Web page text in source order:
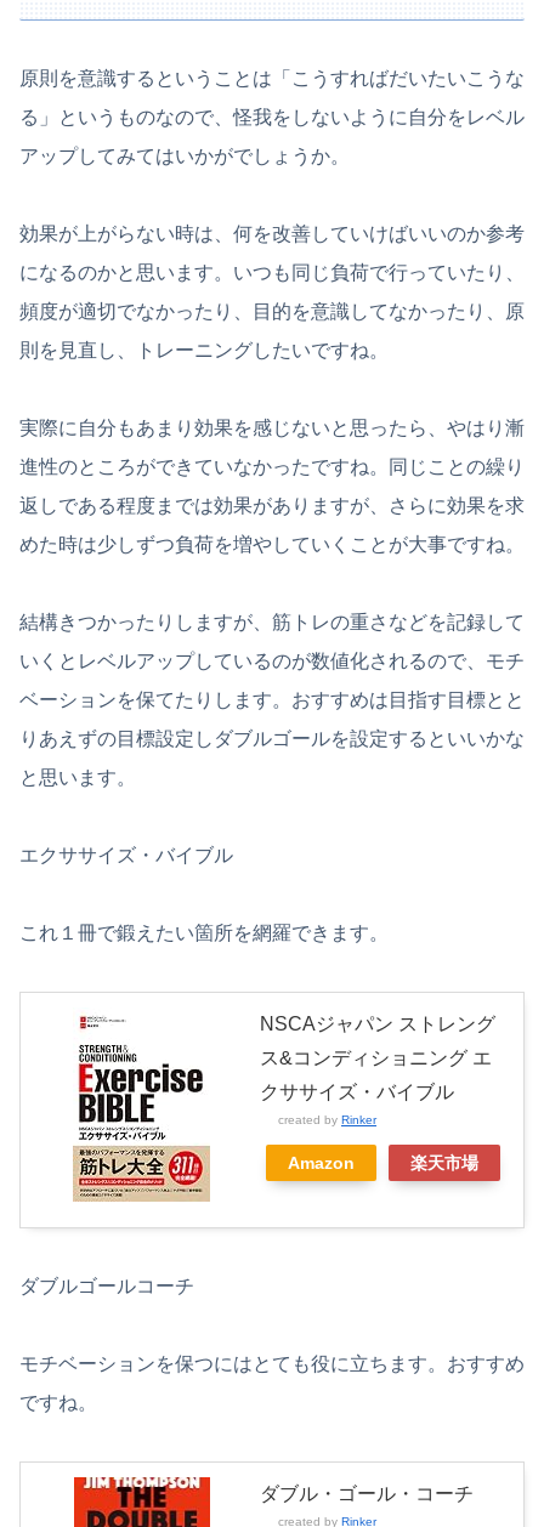
原則を意識するということは「こうすればだいたいこうな
る」というものなので、怪我をしないように自分をレベル
アップしてみてはいかがでしょうか。
効果が上がらない時は、何を改善していけばいいのか参考
になるのかと思います。いつも同じ負荷で行っていたり、
頻度が適切でなかったり、目的を意識してなかったり、原
則を見直し、トレーニングしたいですね。
実際に自分もあまり効果を感じないと思ったら、やはり漸
進性のところができていなかったですね。同じことの繰り
返しである程度までは効果がありますが、さらに効果を求
めた時は少しずつ負荷を増やしていくことが大事ですね。
結構きつかったりしますが、筋トレの重さなどを記録して
いくとレベルアップしているのが数値化されるので、モチ
ベーションを保てたりします。おすすめは目指す目標とと
りあえずの目標設定しダブルゴールを設定するといいかな
と思います。
エクササイズ・バイブル
これ１冊で鍛えたい箇所を網羅できます。
NSCAジャパン ストレング
ス&コンディショニング エ
クササイズ・バイブル
created by Rinker
Amazon 楽天市場
ダブルゴールコーチ
モチベーションを保つにはとても役に立ちます。おすすめ
ですね。
ダブル・ゴール・コーチ
created by Rinker